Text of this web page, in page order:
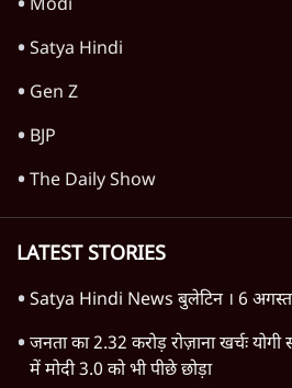
Modi
Satya Hindi
Gen Z
BJP
The Daily Show
LATEST STORIES
Satya Hindi News बुलेटिन । 6
जनता का 2.32 करोड़ रोज़ाना खर्चः योगी
में मोदी 3.0 को भी पीछे छोड़ा